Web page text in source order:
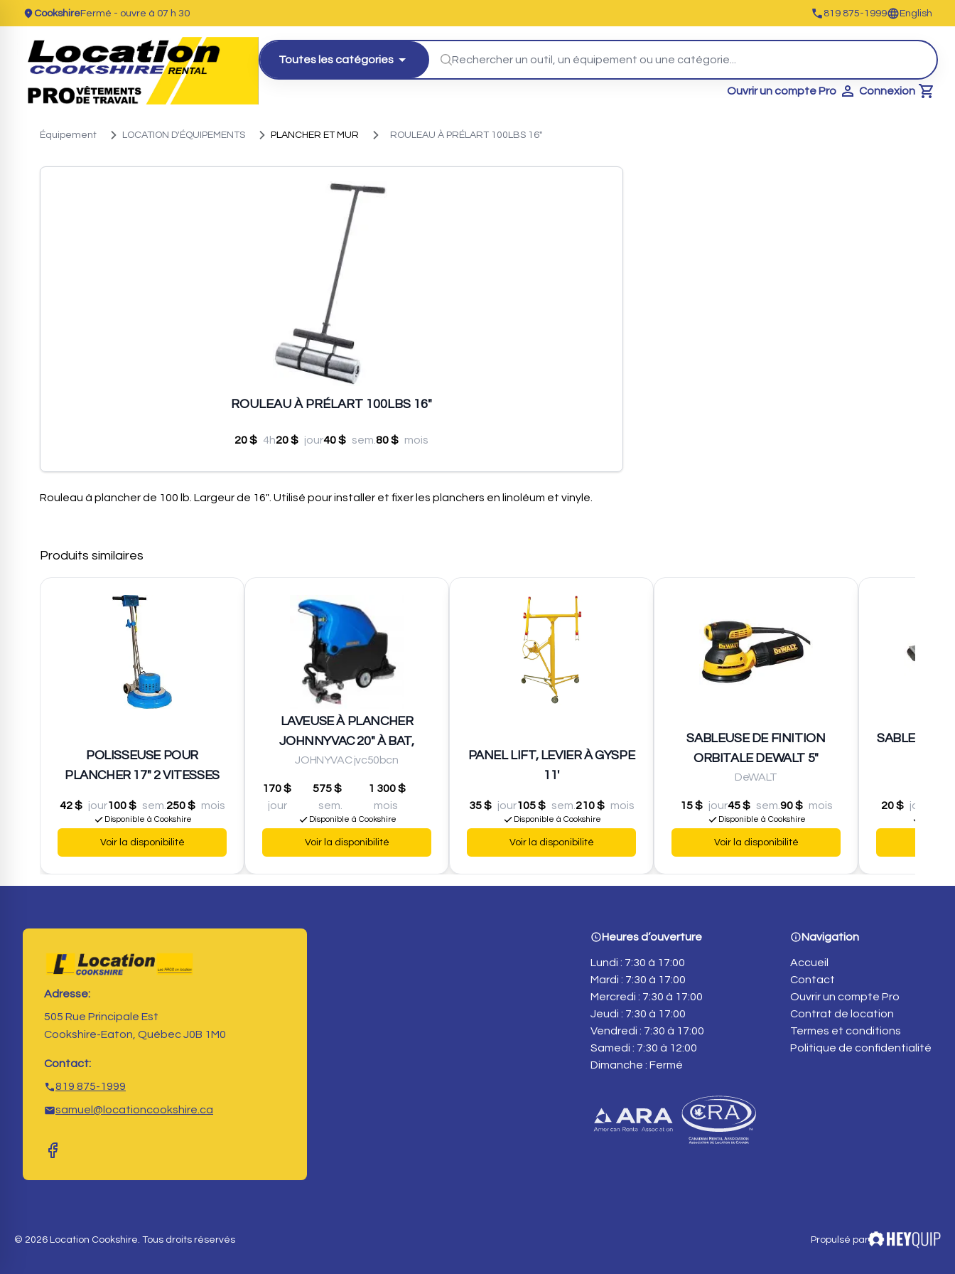
CookshireFermé - ouvre à 07 h 30 819 875-1999 English
Toutes les catégories
Ouvrir un compte Pro Connexion
Cart
Équipement LOCATION D'ÉQUIPEMENTS PLANCHER ET MUR ROULEAU À PRÉLART 100LBS 16"
ROULEAU À PRÉLART 100LBS 16"
20 $ 4h20 $ jour40 $ sem.80 $ mois
Rouleau à plancher de 100 lb. Largeur de 16″. Utilisé pour installer et fixer les planchers en linoléum et vinyle.
Produits similaires
POLISSEUSE POUR
PLANCHER 17" 2 VITESSES
42 $ jour100 $ sem. 250 $ mois
Disponible à Cookshire
Voir la disponibilité
LAVEUSE À PLANCHER
JOHNNYVAC 20" À BAT,
JOHNYVAC jvc50bcn
170 $
jour
575 $
sem.
1 300 $
mois
Disponible à Cookshire
Voir la disponibilité
PANEL LIFT, LEVIER À GYSPE
11'
35 $ jour105 $ sem. 210 $ mois
Disponible à Cookshire
Voir la disponibilité
SABLEUSE DE FINITION
ORBITALE DEWALT 5"
DeWALT
15 $ jour45 $ sem. 90 $ mois
Disponible à Cookshire
Voir la disponibilité
SABLEUSE
20 $ jour
Adresse:
505 Rue Principale Est
Cookshire-Eaton, Québec J0B 1M0
Contact:
819 875-1999
samuel@locationcookshire.ca
Heures d’ouverture
Lundi : 7:30 à 17:00
Mardi : 7:30 à 17:00
Mercredi : 7:30 à 17:00
Jeudi : 7:30 à 17:00
Vendredi : 7:30 à 17:00
Samedi : 7:30 à 12:00
Dimanche : Fermé
Navigation
Accueil
Contact
Ouvrir un compte Pro
Contrat de location
Termes et conditions
Politique de confidentialité
© 2026 Location Cookshire. Tous droits réservés Propulsé par